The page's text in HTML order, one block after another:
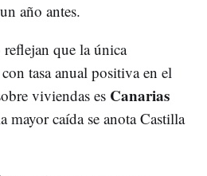
año antes.
que la única
tasa anual positiva en el
viviendas es Canarias
mayor caída se anota Castilla